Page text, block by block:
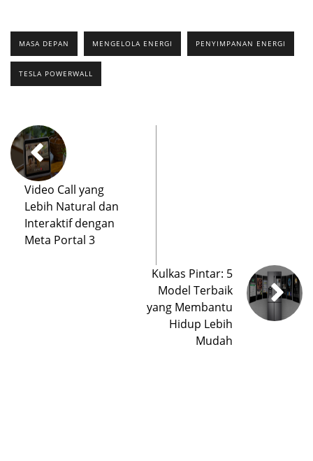
MASA DEPAN MENGELOLA ENERGI PENYIMPANAN ENERGI
TESLA POWERWALL
Video Call yang
Lebih Natural dan
Interaktif dengan
Meta Portal 3
Kulkas Pintar: 5
Model Terbaik
yang Membantu
Hidup Lebih
Mudah